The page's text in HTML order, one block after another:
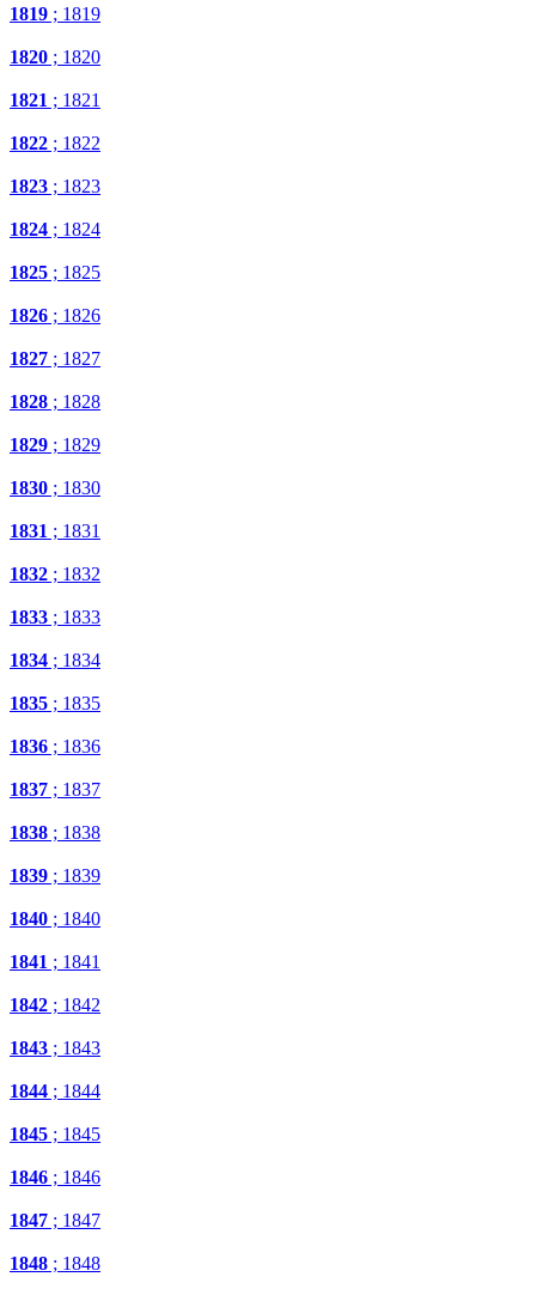
1819 ; 1819
1820 ; 1820
1821 ; 1821
1822 ; 1822
1823 ; 1823
1824 ; 1824
1825 ; 1825
1826 ; 1826
1827 ; 1827
1828 ; 1828
1829 ; 1829
1830 ; 1830
1831 ; 1831
1832 ; 1832
1833 ; 1833
1834 ; 1834
1835 ; 1835
1836 ; 1836
1837 ; 1837
1838 ; 1838
1839 ; 1839
1840 ; 1840
1841 ; 1841
1842 ; 1842
1843 ; 1843
1844 ; 1844
1845 ; 1845
1846 ; 1846
1847 ; 1847
1848 ; 1848